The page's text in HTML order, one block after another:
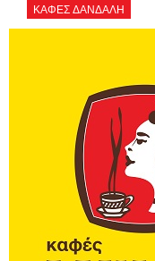
ΚΑΦΕΣ ΔΑΝΔΑΛΗ